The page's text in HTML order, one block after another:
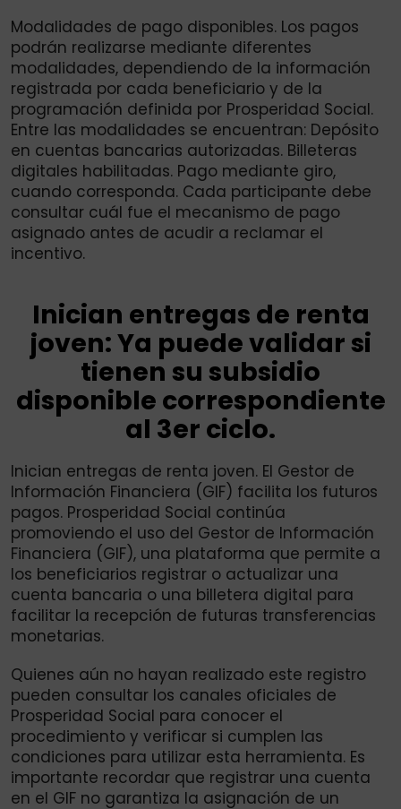
Modalidades de pago disponibles. Los pagos
podrán realizarse mediante diferentes
modalidades, dependiendo de la información
registrada por cada beneficiario y de la
programación definida por Prosperidad Social.
Entre las modalidades se encuentran: Depósito
en cuentas bancarias autorizadas. Billeteras
digitales habilitadas. Pago mediante giro,
cuando corresponda. Cada participante debe
consultar cuál fue el mecanismo de pago
asignado antes de acudir a reclamar el
incentivo.
Inician entregas de renta
joven: Ya puede validar si
tienen su subsidio
disponible correspondiente
al 3er ciclo.
Inician entregas de renta joven. El Gestor de
Información Financiera (GIF) facilita los futuros
pagos. Prosperidad Social continúa
promoviendo el uso del Gestor de Información
Financiera (GIF), una plataforma que permite a
los beneficiarios registrar o actualizar una
cuenta bancaria o una billetera digital para
facilitar la recepción de futuras transferencias
monetarias.
Quienes aún no hayan realizado este registro
pueden consultar los canales oficiales de
Prosperidad Social para conocer el
procedimiento y verificar si cumplen las
condiciones para utilizar esta herramienta. Es
importante recordar que registrar una cuenta
en el GIF no garantiza la asignación de un